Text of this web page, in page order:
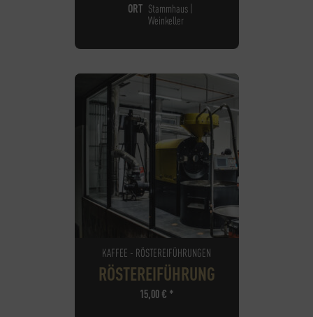
ORT Stammhaus |
Weinkeller
KAFFEE - RÖSTEREIFÜHRUNGEN
RÖSTEREIFÜHRUNG
15,00€ *